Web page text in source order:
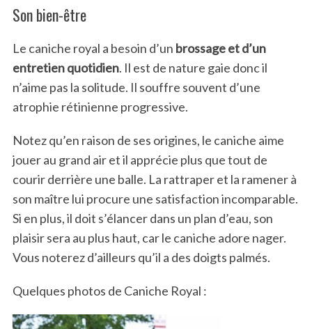
Son bien-être
Le caniche royal a besoin d’un brossage et d’un
entretien quotidien. Il est de nature gaie donc il
n’aime pas la solitude. Il souffre souvent d’une
atrophie rétinienne progressive.
Notez qu’en raison de ses origines, le caniche aime
jouer au grand air et il apprécie plus que tout de
courir derrière une balle. La rattraper et la ramener à
son maître lui procure une satisfaction incomparable.
Si en plus, il doit s’élancer dans un plan d’eau, son
plaisir sera au plus haut, car le caniche adore nager.
Vous noterez d’ailleurs qu’il a des doigts palmés.
Quelques photos de Caniche Royal :
e
a
r
c
f
o
: